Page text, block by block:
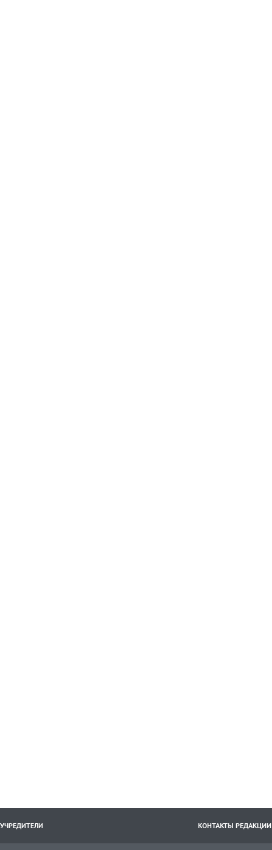
УЧРЕДИТЕЛИ КОНТАКТЫ РЕДАКЦИИ